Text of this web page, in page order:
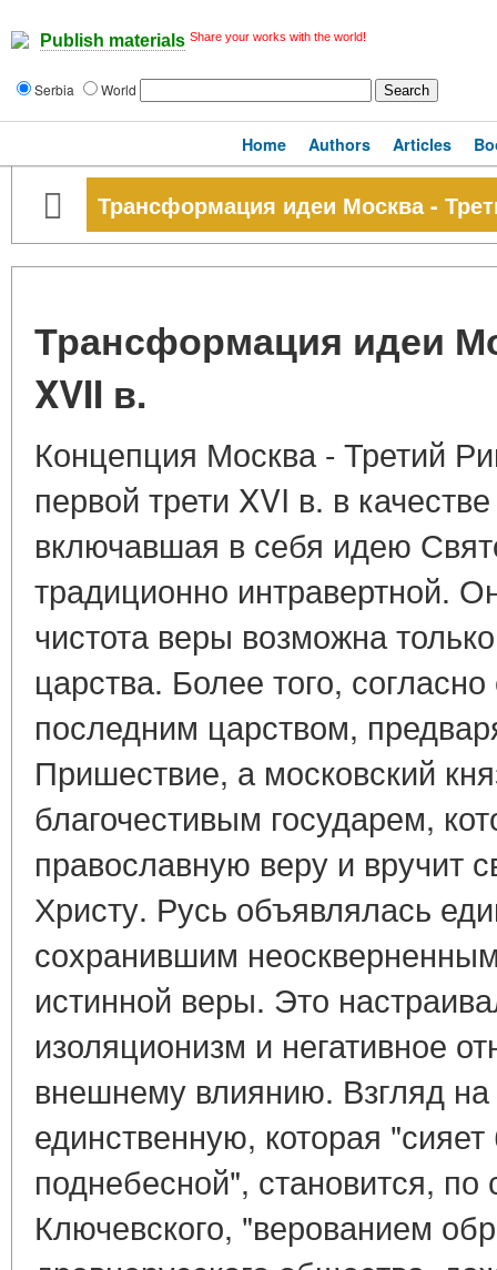
Publish materials Share your works with the world!
Serbia World
Home Authors Articles
Трансформация идеи Москва -
Трансформация идеи
XVII в.
Концепция Москва - Третий
первой трети XVI в. в
включавшая в себя идею
традиционно интравертной.
чистота веры возможна
царства. Более того,
последним царством,
Пришествие, а московский
благочестивым государем,
православную веру и вручит
Христу. Русь объявлялась
сохранившим
истинной веры. Это
изоляционизм и негативное
внешнему влиянию. Взгляд
единственную, которая
поднебесной", становится,
Ключевского, "верованием